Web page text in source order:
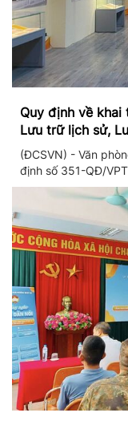
Quy định về
Lưu trữ lịch sử,
Đảng và Văn
(ĐCSVN) - Văn
định số 351-QĐ/